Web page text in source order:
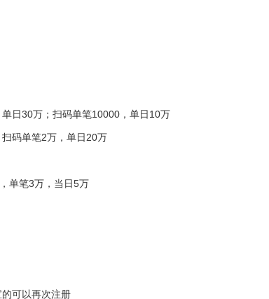
日30万；扫码单笔10000，单日10万
码单笔2万，单日20万
单笔3万，当日5万
可以再次注册